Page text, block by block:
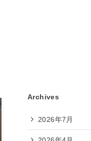
Archives
2026年7月